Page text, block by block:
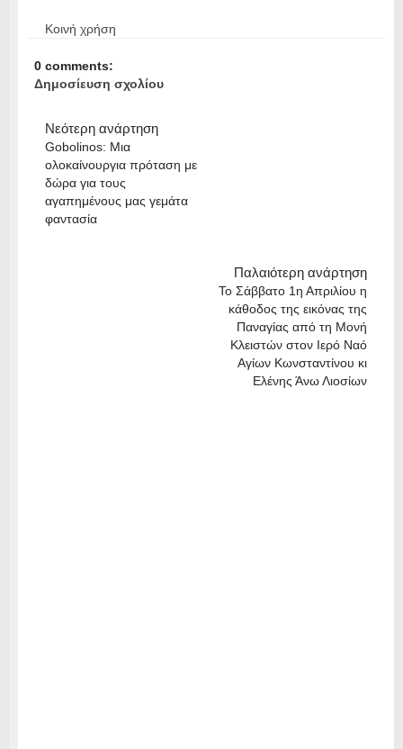
Κοινή χρήση
0 comments:
Δημοσίευση σχολίου
Νεότερη ανάρτηση
Gobolinos: Μια
ολοκαίνουργια πρόταση με
δώρα για τους
αγαπημένους μας γεμάτα
φαντασία
Παλαιότερη ανάρτηση
To Σάββατο 1η Απριλίου η
κάθοδος της εικόνας της
Παναγίας από τη Μονή
Κλειστών στον Ιερό Ναό
Αγίων Κωνσταντίνου κι
Ελένης Άνω Λιοσίων